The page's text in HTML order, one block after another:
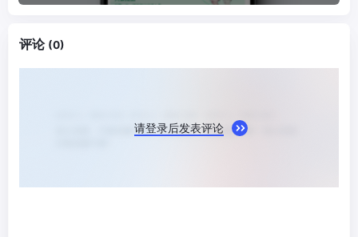
评论 (0)
请登录后发表评论